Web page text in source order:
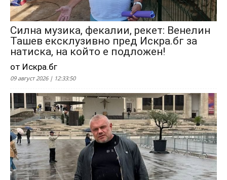
Силна музика, фекалии, рекет: Венелин
Ташев ексклузивно пред Искра.бг за
натиска, на който е подложен!
от Искра.бг
09 август 2026 | 12:33:50